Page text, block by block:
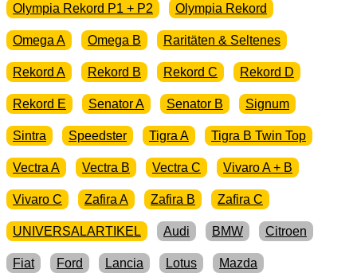
Olympia Rekord P1 + P2 Olympia Rekord
Omega A Omega B Raritäten & Seltenes
Rekord A Rekord B Rekord C Rekord D
Rekord E Senator A Senator B Signum
Sintra Speedster Tigra A Tigra B Twin Top
Vectra A Vectra B Vectra C Vivaro A + B
Vivaro C Zafira A Zafira B Zafira C
UNIVERSALARTIKEL Audi BMW Citroen
Fiat Ford Lancia Lotus Mazda